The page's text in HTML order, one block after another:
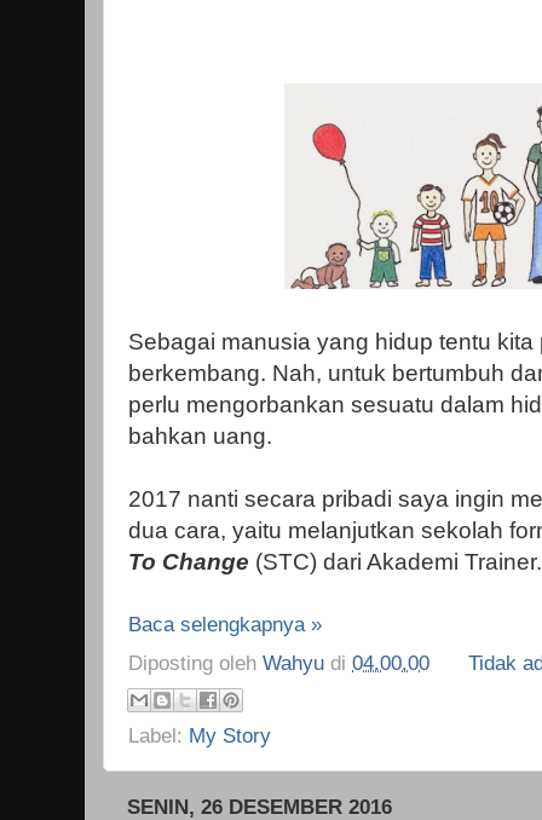
Sebagai manusia yang hidup tentu
berkembang. Nah, untuk bertumbuh
perlu mengorbankan sesuatu dalam
bahkan uang.
2017 nanti secara pribadi saya ingin
dua cara, yaitu melanjutkan sekolah
To Change (STC) dari Akademi Trainer.
Baca selengkapnya »
Diposting oleh Wahyu di 04.00.00 Tidak
Label: My Story
SENIN, 26 DESEMBER 2016